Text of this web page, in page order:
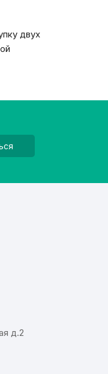
двух
д.2